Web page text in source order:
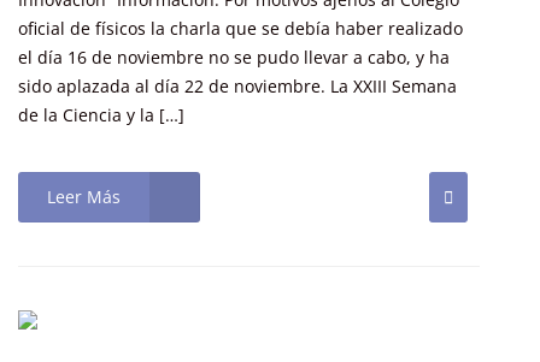
oficial de físicos la charla que se debía haber realizado
el día 16 de noviembre no se pudo llevar a cabo, y ha
sido aplazada al día 22 de noviembre. La XXIII Semana
de la Ciencia y la […]
Leer Más